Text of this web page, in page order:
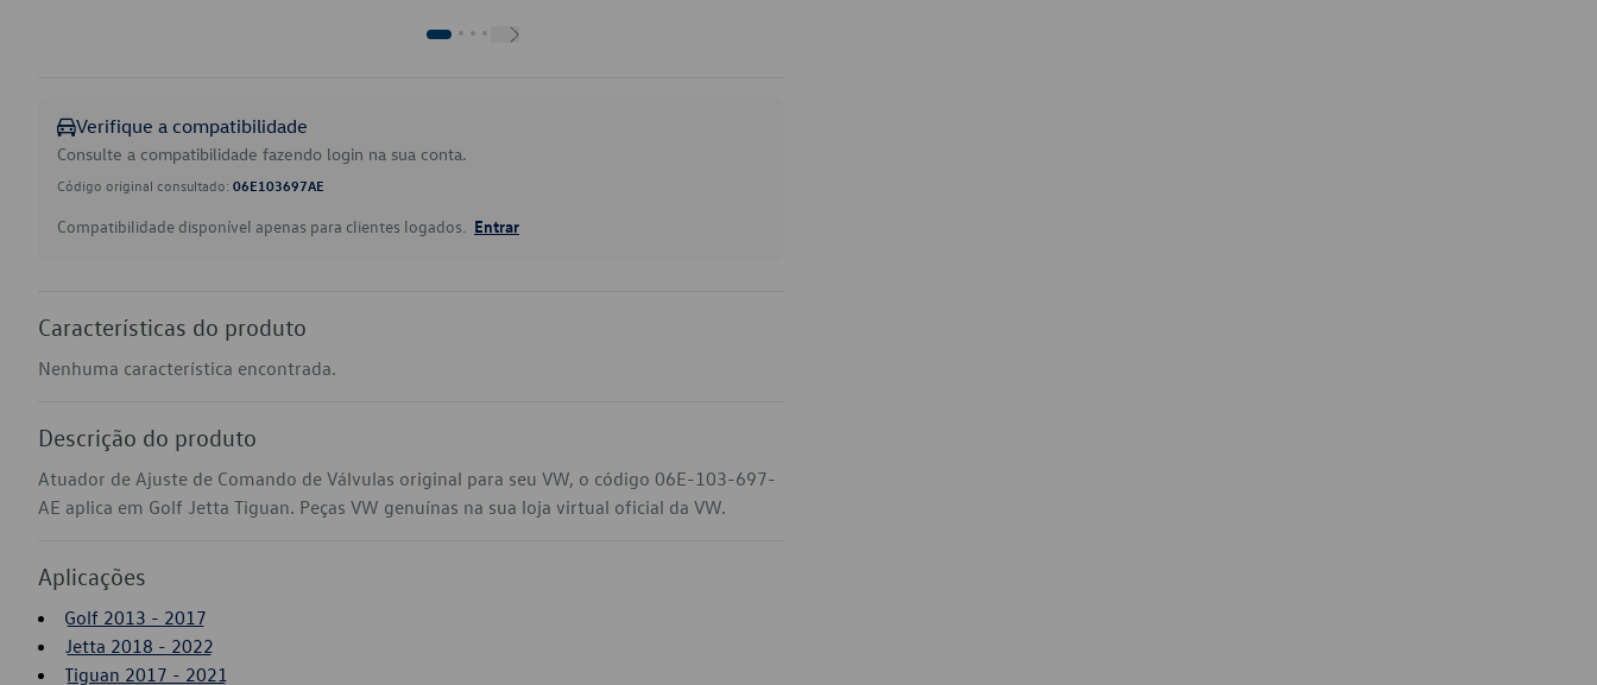
Verifique a compatibilidade
Consulte a compatibilidade fazendo login na sua conta.
Código original consultado: 06E103697AE
Compatibilidade disponível apenas para clientes logados. Entrar
Características do produto
Nenhuma característica encontrada.
Descrição do produto
Atuador de Ajuste de Comando de Válvulas original para seu VW, o código 06E-103-697-
AE aplica em Golf Jetta Tiguan. Peças VW genuínas na sua loja virtual oficial da VW.
Aplicações
Golf 2013 - 2017
Jetta 2018 - 2022
Tiguan 2017 - 2021